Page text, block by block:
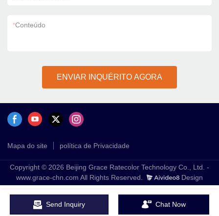
*Conteúdo
ENVIAR INQUÉRITO AGORA
Mapa do site política de Privacidade
Copyright © 2026 Beijing Grace Ratecolor Technology Co., Ltd. -
www.grace-chn.com All Rights Reserved.
Design
Send Inquiry Chat Now